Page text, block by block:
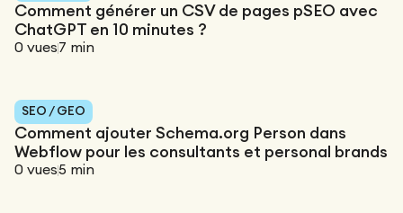
Comment générer un CSV de pages pSEO avec
ChatGPT en 10 minutes ?
0 vues7 min
SEO / GEO
Comment ajouter Schema.org Person dans
Webflow pour les consultants et personal brands
0 vues5 min